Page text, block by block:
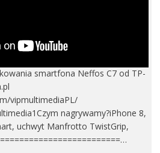
smartfona Neffos C7 od TP-
vipmultimediaPL/
nagrywamy?iPhone 8,
uchwyt Manfrotto TwistGrip,